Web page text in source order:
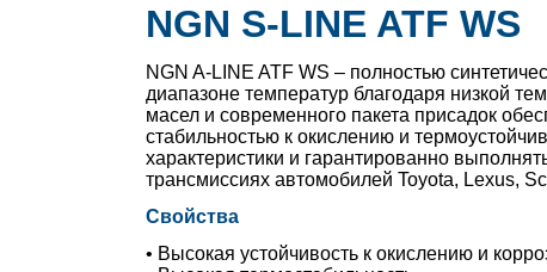
NGN S-LINE ATF WS
NGN A-LINE ATF WS – полностью
диапазоне температур благодаря низкой
масел и современного пакета присадок
стабильностью к окислению и
характеристики и гарантированно
трансмиссиях автомобилей Toyota, Lexus,
Свойства
• Высокая устойчивость к окислению и